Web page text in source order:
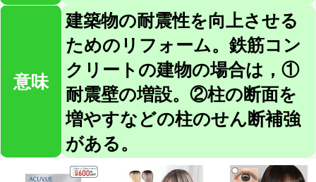
意味
建築物の耐震性を向上させる
ためのリフォーム。鉄筋コン
クリートの建物の場合は，①
耐震壁の増設。②柱の断面を
増やすなどの柱のせん断補強
がある。